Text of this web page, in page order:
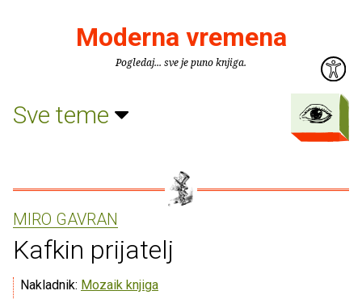
Moderna vremena
Pogledaj... sve je puno knjiga.
Sve teme
MIRO GAVRAN
Kafkin prijatelj
Nakladnik: Mozaik knjiga